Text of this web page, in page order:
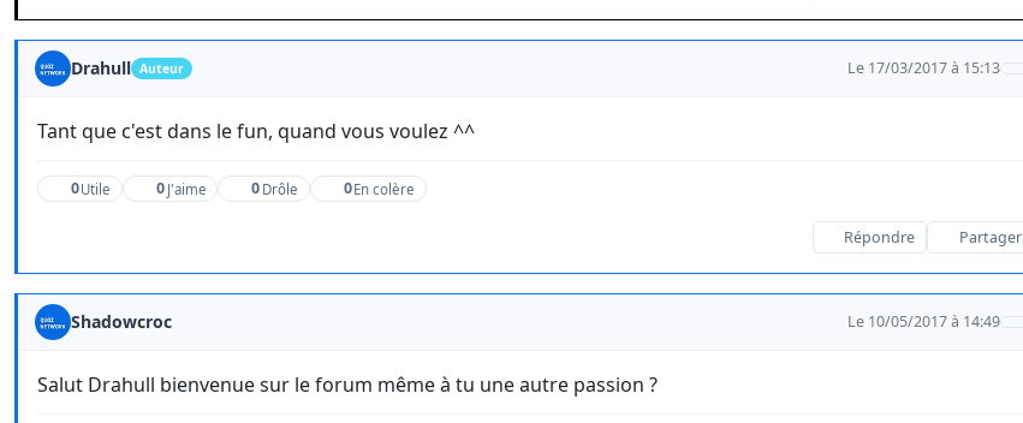
Drahull Auteur Le 17/03/2017 à 15:13
Tant que c'est dans le fun, quand vous voulez ^^
0Utile 0 J'aime 0 Drôle 0En colère
Répondre Partager
Shadowcroc Le 10/05/2017 à 14:49
Salut Drahull bienvenue sur le forum même à tu une autre passion ?